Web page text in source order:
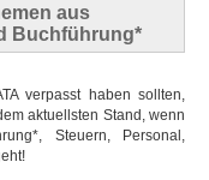
aus
Buchführung*
verpasst haben sollten,
aktuellsten Stand, wenn
Steuern, Personal,